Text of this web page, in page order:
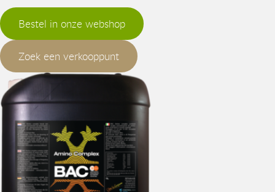
Bestel in onze webshop
Zoek een verkooppunt